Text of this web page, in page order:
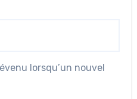
lorsqu’un nouvel